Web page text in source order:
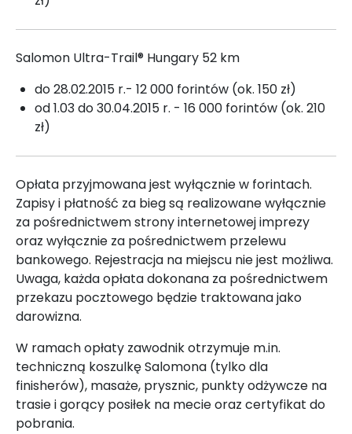
Salomon Ultra-Trail® Hungary 52 km
do 28.02.2015 r.- 12 000 forintów (ok. 150 zł)
od 1.03 do 30.04.2015 r. - 16 000 forintów (ok. 210
zł)
Opłata przyjmowana jest wyłącznie w forintach.
Zapisy i płatność za bieg są realizowane wyłącznie
za pośrednictwem strony internetowej imprezy
oraz wyłącznie za pośrednictwem przelewu
bankowego. Rejestracja na miejscu nie jest możliwa.
Uwaga, każda opłata dokonana za pośrednictwem
przekazu pocztowego będzie traktowana jako
darowizna.
W ramach opłaty zawodnik otrzymuje m.in.
techniczną koszulkę Salomona (tylko dla
finisherów), masaże, prysznic, punkty odżywcze na
trasie i gorący posiłek na mecie oraz certyfikat do
pobrania.